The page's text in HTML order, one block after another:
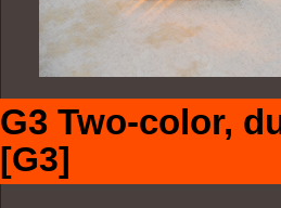
G3 Two-color,
[G3]